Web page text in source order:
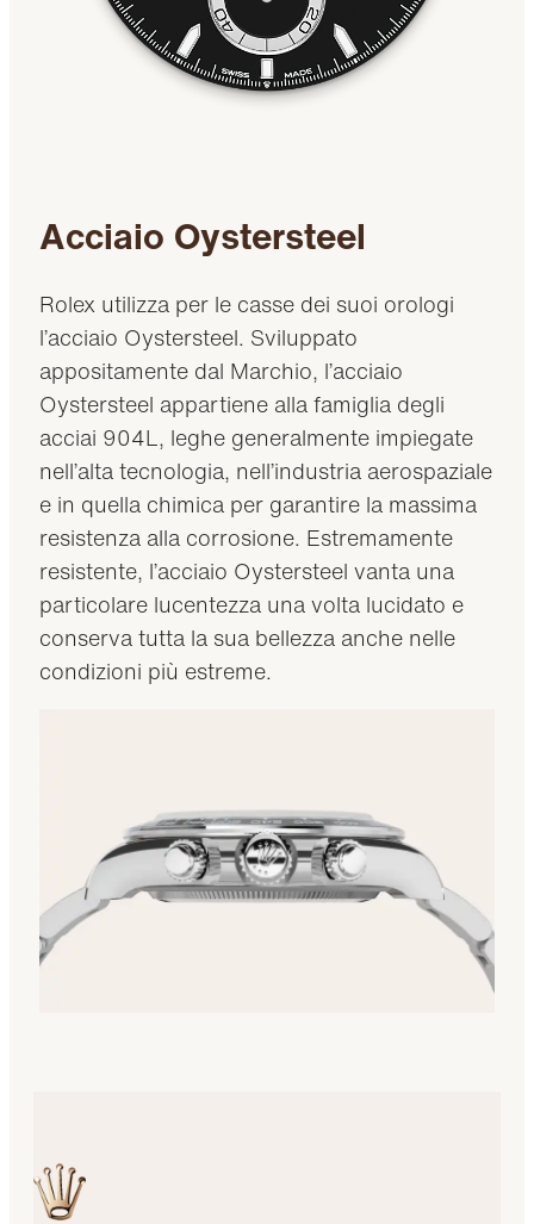
Acciaio Oystersteel
Rolex utilizza per le casse dei suoi orologi
l’acciaio Oystersteel. Sviluppato
appositamente dal Marchio, l’acciaio
Oystersteel appartiene alla famiglia degli
acciai 904L, leghe generalmente impiegate
nell’alta tecnologia, nell’industria aerospaziale
e in quella chimica per garantire la massima
resistenza alla corrosione. Estremamente
resistente, l’acciaio Oystersteel vanta una
particolare lucentezza una volta lucidato e
conserva tutta la sua bellezza anche nelle
condizioni più estreme.